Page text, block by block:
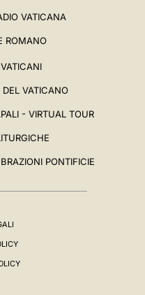
VATICANA
ROMANO
VATICANO
- VIRTUAL TOUR
PONTIFICIE